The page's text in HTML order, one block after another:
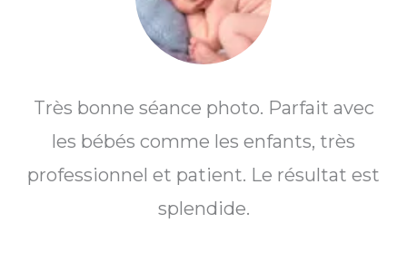
Très bonne séance photo. Parfait avec
les bébés comme les enfants, très
professionnel et patient. Le résultat est
splendide.